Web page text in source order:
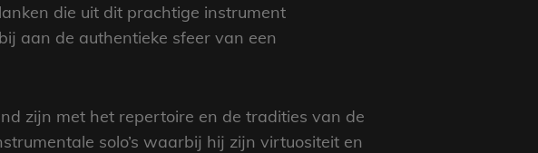
die uit dit prachtige instrument
aan de authentieke sfeer van een
zijn met het repertoire en de tradities van de
solo’s waarbij hij zijn virtuositeit en